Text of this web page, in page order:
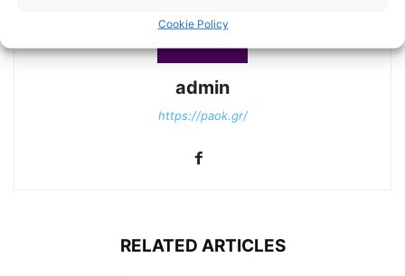
Cookie Policy
admin
https://paok.gr/
RELATED ARTICLES